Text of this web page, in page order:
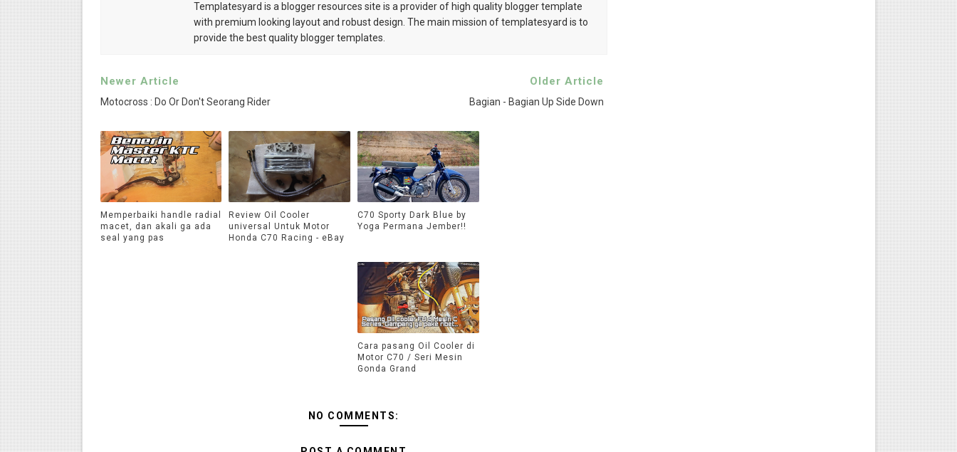
Templatesyard is a blogger resources site is a provider of high quality blogger template
with premium looking layout and robust design. The main mission of templatesyard is to
provide the best quality blogger templates.
Newer Article
Motocross : Do Or Don't Seorang Rider
Older Article
Bagian - Bagian Up Side Down
Memperbaiki handle radial
macet, dan akali ga ada
seal yang pas
Review Oil Cooler
universal Untuk Motor
Honda C70 Racing - eBay
C70 Sporty Dark Blue by
Yoga Permana Jember!!
Cara pasang Oil Cooler di
Motor C70 / Seri Mesin
Gonda Grand
NO COMMENTS: